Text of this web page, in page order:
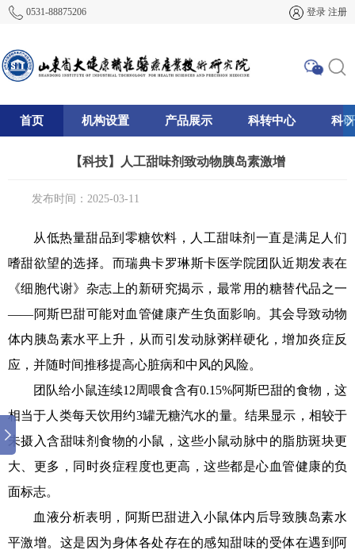
0531-88875206 登录 注册
首页 机构设置 产品展示 科转中心 科
【科技】人工甜味剂致动物胰岛素激增
发布时间：2025-03-11
从低热量甜品到零糖饮料，人工甜味剂一直是满足人们
嗜甜欲望的选择。而瑞典卡罗琳斯卡医学院团队近期发表在
《细胞代谢》杂志上的新研究揭示，最常用的糖替代品之一
——阿斯巴甜可能对血管健康产生负面影响。其会导致动物
体内胰岛素水平上升，从而引发动脉粥样硬化，增加炎症反
应，并随时间推移提高心脏病和中风的风险。
团队给小鼠连续12周喂食含有0.15%阿斯巴甜的食物，这
相当于人类每天饮用约3罐无糖汽水的量。结果显示，相较于
未摄入含甜味剂食物的小鼠，这些小鼠动脉中的脂肪斑块更
大、更多，同时炎症程度也更高，这些都是心血管健康的负
面标志。
血液分析表明，阿斯巴甜进入小鼠体内后导致胰岛素水
平激增。这是因为身体各处存在的感知甜味的受体在遇到阿